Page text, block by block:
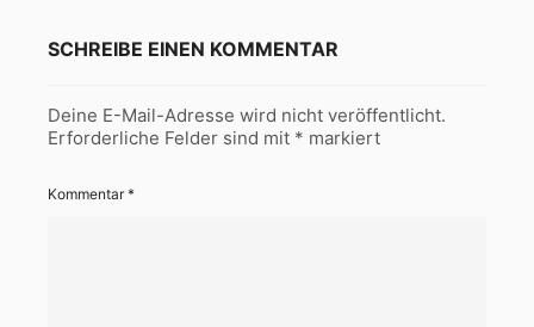
SCHREIBE EINEN KOMMENTAR
Deine E-Mail-Adresse wird nicht veröffentlicht.
Erforderliche Felder sind mit * markiert
Kommentar*